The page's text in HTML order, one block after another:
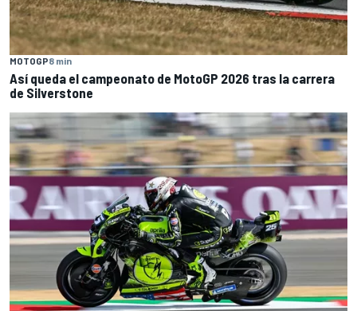
MOTOGP8 min
Así queda el campeonato de MotoGP 2026 tras la carrera
de Silverstone